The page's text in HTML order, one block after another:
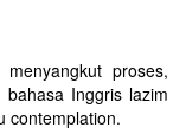
proses,
Inggris lazim
contemplation.